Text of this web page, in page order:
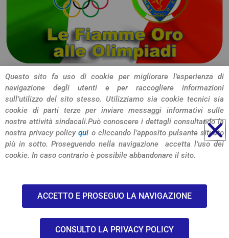
CONDIVIDI L'ARTICOLO
© 2026 SIULP Verona
-privacy policy-
Questo sito fa uso di cookie per migliorare l’esperienza di
navigazione degli utenti e per raccogliere informazioni
sull’utilizzo del sito stesso. Utilizziamo sia cookie tecnici sia
cookie di parti terze per inviare messaggi informativi sulle
nostre attività sindacali.Può conoscere i dettagli consultando la
nostra privacy policyqui o cliccando l’apposito pulsante situato
più in sotto. Proseguendo nella navigazione accetta l’uso dei
cookie. In caso contrario è possibile abbandonare il sito.
ACCETTO E PROSEGUO LA NAVIGAZIONE
CONSULTO LA PRIVACY POLICY